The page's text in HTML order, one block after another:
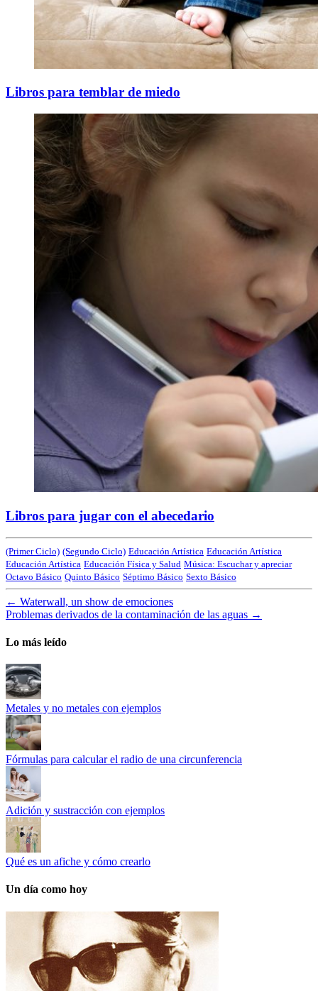
Libros para temblar de miedo
Libros para jugar con el abecedario
(Primer Ciclo) (Segundo Ciclo) Educación Artística Educación Artística
Educación Artística Educación Física y Salud Música: Escuchar y apreciar
Octavo Básico Quinto Básico Séptimo Básico Sexto Básico
← Waterwall, un show de emociones
Problemas derivados de la contaminación de las aguas →
Lo más leído
Metales y no metales con ejemplos
Fórmulas para calcular el radio de una circunferencia
Adición y sustracción con ejemplos
Qué es un afiche y cómo crearlo
Un día como hoy